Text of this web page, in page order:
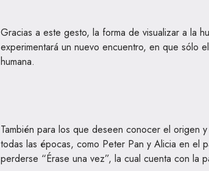
Gracias a este gesto, la forma de visualizar a la
experimentará un nuevo encuentro, en que sólo
humana.
También para los que deseen conocer el origen
todas las épocas, como Peter Pan y Alicia en el
perderse “Érase una vez”, la cual cuenta con la